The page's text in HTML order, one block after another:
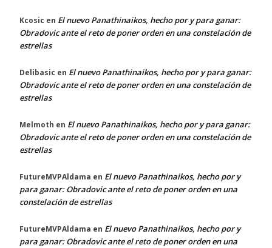
Kcosic en El nuevo Panathinaikos, hecho por y para ganar:
Obradovic ante el reto de poner orden en una constelación de
estrellas
Delibasic en El nuevo Panathinaikos, hecho por y para ganar:
Obradovic ante el reto de poner orden en una constelación de
estrellas
Melmoth en El nuevo Panathinaikos, hecho por y para ganar:
Obradovic ante el reto de poner orden en una constelación de
estrellas
FutureMVPAldama en El nuevo Panathinaikos, hecho por y
para ganar: Obradovic ante el reto de poner orden en una
constelación de estrellas
FutureMVPAldama en El nuevo Panathinaikos, hecho por y
para ganar: Obradovic ante el reto de poner orden en una